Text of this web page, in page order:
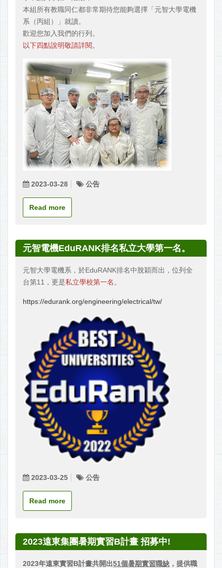
本組所有教職同仁都非常期待您能夠選擇「元智大學電機
系（丙組）」就讀。
歡迎您加入我們的行列。
以下四點說明敬請詳閱。
2023-03-28 公告
Read more
元智電機EduRANK排名私立大學第一名。
元智大學電機系，於EduRANK排名中脫穎而出，位列全
台第11，更是私立學校第一名 。
https://edurank.org/engineering/electrical/tw/
2023-03-25 公告
Read more
2023遠東集團暑期實習B計畫 招募中!
2023年遠東實習B計畫共開出51個暑期實習職缺 ，提供職